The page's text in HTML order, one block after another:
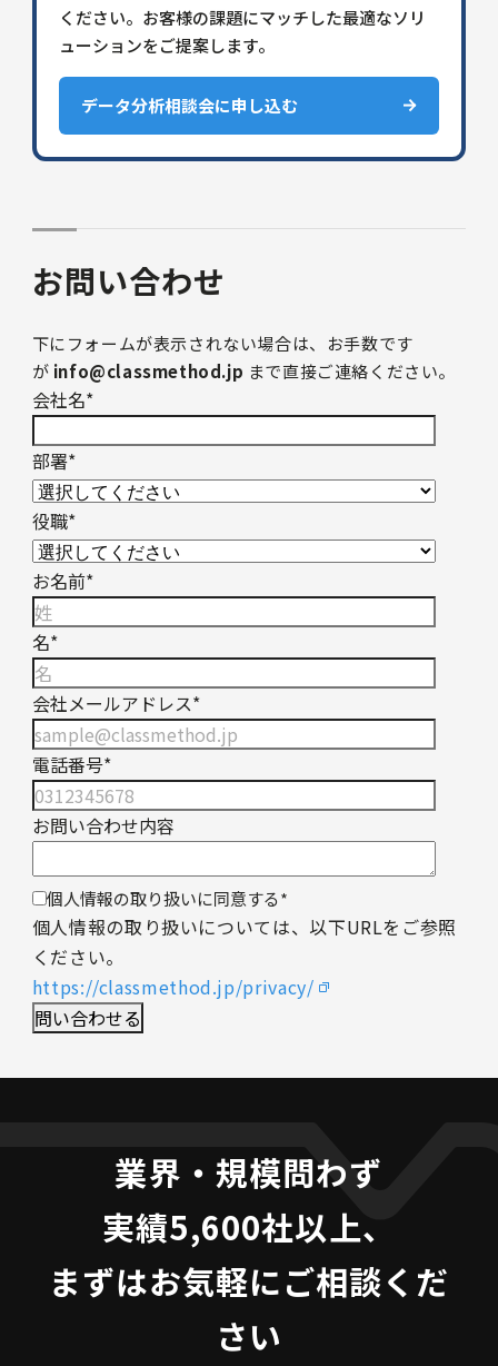
ください。お客様の課題にマッチした最適なソリ
ューションをご提案します。
データ分析相談会に申し込む
お問い合わせ
下にフォームが表示されない場合は、お手数です
が info@classmethod.jp まで直接ご連絡ください。
会社名*
部署*
役職*
お名前*
名*
会社メールアドレス*
電話番号*
お問い合わせ内容
個人情報の取り扱いに同意する*
個人情報の取り扱いについては、以下URLをご参照
ください。
https://classmethod.jp/privacy/
業界・規模問わず
実績5,600社以上、
まずはお気軽にご相談くだ
さい